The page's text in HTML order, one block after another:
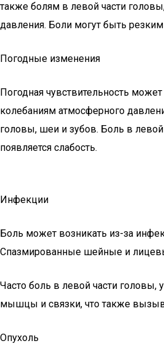
также болям в левой части
давления. Боли могут быть
Погодные изменения
Погодная чувствительность
колебаниям атмосферного
головы, шеи и зубов. Боль в левой
появляется слабость.
Инфекции
Боль может возникать из-за
Спазмированные шейные и
Часто боль в левой части головы,
мышцы и связки, что также
Опухоль